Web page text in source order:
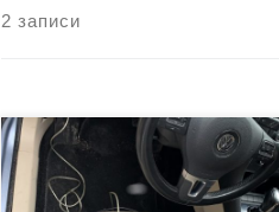
2 записи
Автомобиль фольксваген гольф 6 с
мотором 1.4 tsi (caxa), мощностью
122 л.с. Удален катализатор,